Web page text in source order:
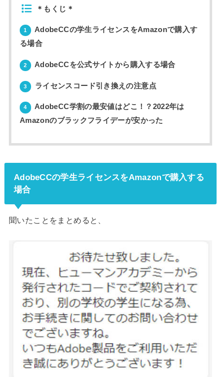
＊もくじ＊
1
AdobeCCの学生ライセンスをAmazonで購入す
る場合
2 AdobeCCを公式サイトから購入する場合
3 ライセンスコード引き換えの注意点
4
AdobeCC学割の最安値はどこ！？2022年は
Amazonのブラックフライデーが安かった
AdobeCCの学生ライセンスをAmazonで購入する
場合
聞いたことをまとめると、